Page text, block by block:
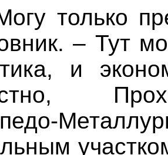
только
– Тут
и